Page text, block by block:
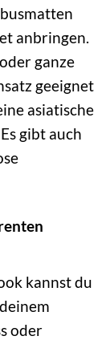
anbringen.
ganze
geeignet
asiatische
gibt auch
kannst du
oder